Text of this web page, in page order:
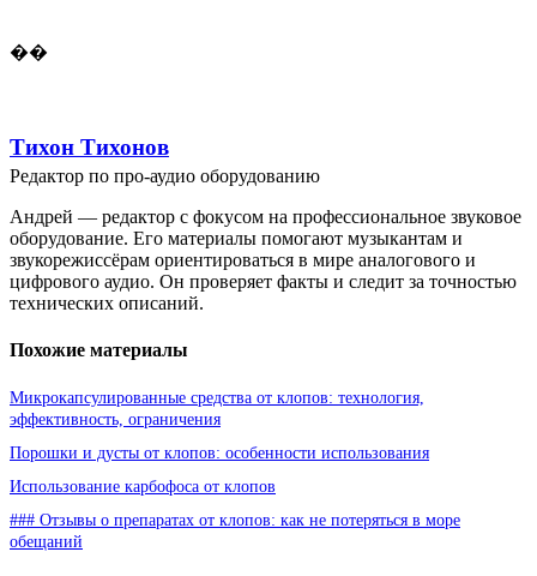
��
Тихон Тихонов
Редактор по про-аудио оборудованию
Андрей — редактор с фокусом на профессиональное звуковое
оборудование. Его материалы помогают музыкантам и
звукорежиссёрам ориентироваться в мире аналогового и
цифрового аудио. Он проверяет факты и следит за точностью
технических описаний.
Похожие материалы
Микрокапсулированные средства от клопов: технология,
эффективность, ограничения
Порошки и дусты от клопов: особенности использования
Использование карбофоса от клопов
### Отзывы о препаратах от клопов: как не потеряться в море
обещаний